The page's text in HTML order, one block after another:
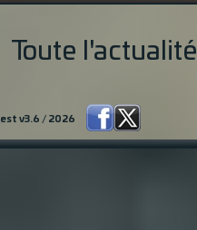
Toute l'actualité
v3.6 / 2026